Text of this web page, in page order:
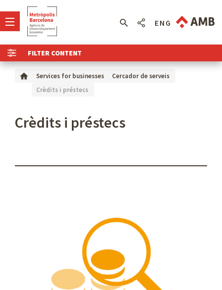
FILTER CONTENT
ENG
Services for businesses
Cercador de serveis
Crèdits i préstecs
Crèdits i préstecs